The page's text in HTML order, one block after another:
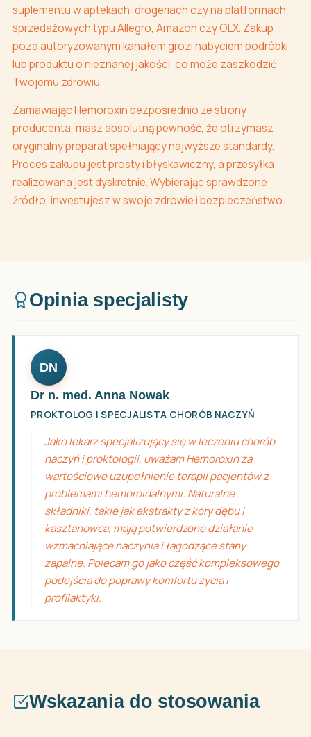
suplementu w aptekach, drogeriach czy na platformach
sprzedażowych typu Allegro, Amazon czy OLX. Zakup
poza autoryzowanym kanałem grozi nabyciem podróbki
lub produktu o nieznanej jakości, co może zaszkodzić
Twojemu zdrowiu.
Zamawiając Hemoroxin bezpośrednio ze strony
producenta, masz absolutną pewność, że otrzymasz
oryginalny preparat spełniający najwyższe standardy.
Proces zakupu jest prosty i błyskawiczny, a przesyłka
realizowana jest dyskretnie. Wybierając sprawdzone
źródło, inwestujesz w swoje zdrowie i bezpieczeństwo.
Opinia specjalisty
DN
Dr n. med. Anna Nowak
PROKTOLOG I SPECJALISTA CHORÓB NACZYŃ
Jako lekarz specjalizujący się w leczeniu chorób
naczyń i proktologii, uważam Hemoroxin za
wartościowe uzupełnienie terapii pacjentów z
problemami hemoroidalnymi. Naturalne
składniki, takie jak ekstrakty z kory dębu i
kasztanowca, mają potwierdzone działanie
wzmacniające naczynia i łagodzące stany
zapalne. Polecam go jako część kompleksowego
podejścia do poprawy komfortu życia i
profilaktyki.
Wskazania do stosowania